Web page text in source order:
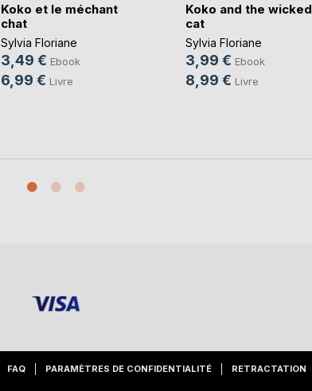
Koko et le méchant
chat
Sylvia Floriane
3,49 € Ebook
6,99 € Livre
Koko and the wicked
cat
Sylvia Floriane
3,99 € Ebook
8,99 € Livre
FAQ PARAMÈTRES DE CONFIDENTIALITÉ RETRACTATION